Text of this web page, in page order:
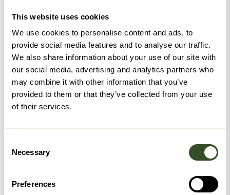
This website uses cookies
We use cookies to personalise content and ads, to
provide social media features and to analyse our traffic.
We also share information about your use of our site with
our social media, advertising and analytics partners who
may combine it with other information that you’ve
provided to them or that they’ve collected from your use
of their services.
Selection
Necessary
Preferences
Medlemmer hos Velferdsbutikken!
Får en rabattkode på100 krved innmelding, samle
poeng på kjøp og fårabatter.
Fri fraktpå kjøp over kr 2499,-*
Eksklusive tilbud
hjemlevering.
Logg inn for å bruke dine medlemsfordeler